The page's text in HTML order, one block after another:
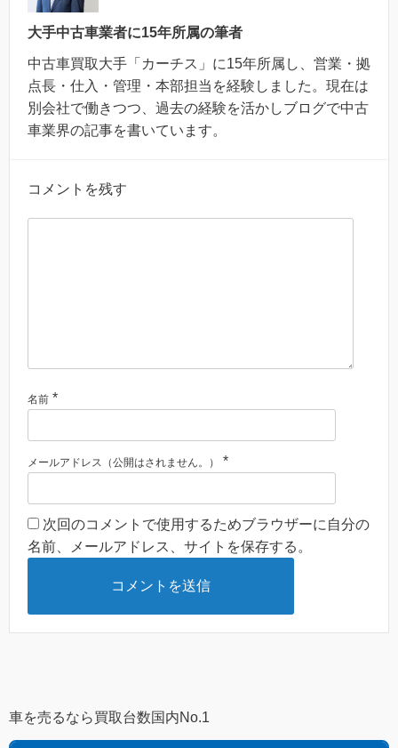
大手中古車業者に15年所属の筆者
中古車買取大手「カーチス」に15年所属し、営業・拠
点長・仕入・管理・本部担当を経験しました。現在は
別会社で働きつつ、過去の経験を活かしブログで中古
車業界の記事を書いています。
コメントを残す
名前 *
メールアドレス（公開はされません。） *
次回のコメントで使用するためブラウザーに自分の
名前、メールアドレス、サイトを保存する。
車を売るなら買取台数国内No.1